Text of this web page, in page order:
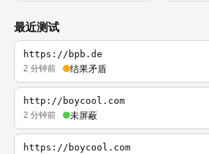
最近测试
https://bpb.de
2 分钟前 结果矛盾
http://boycool.com
2 分钟前 未屏蔽
https://boycool.com